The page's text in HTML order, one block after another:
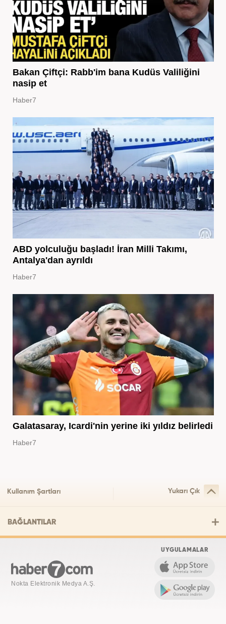
Bakan Çiftçi: Rabb'im bana Kudüs Valiliğini
nasip et
Haber7
ABD yolculuğu başladı! İran Milli Takımı,
Antalya'dan ayrıldı
Haber7
Galatasaray, Icardi'nin yerine iki yıldız belirledi
Haber7
Kullanım Şartları Yukarı Çık
BAĞLANTILAR
Nokta Elektronik Medya A.Ş.
UYGULAMALAR